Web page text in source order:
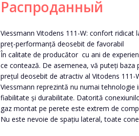
Распроданный
Viessmann Vitodens 111-W: confort ridicat
preț-performanță deosebit de favorabil
În calitate de producător cu ani de
ce contează. De asemenea, vă puteți baza
prețul deosebit de atractiv al Vitodens 111-
Viessmann reprezintă nu numai
fiabilitate și durabilitate. Datorită
gaz montat pe perete este extrem de
Nu este nevoie de spațiu lateral, toate